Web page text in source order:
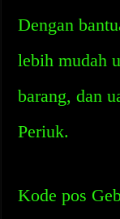
Dengan
lebih mudah
barang, dan
Periuk.
Kode pos